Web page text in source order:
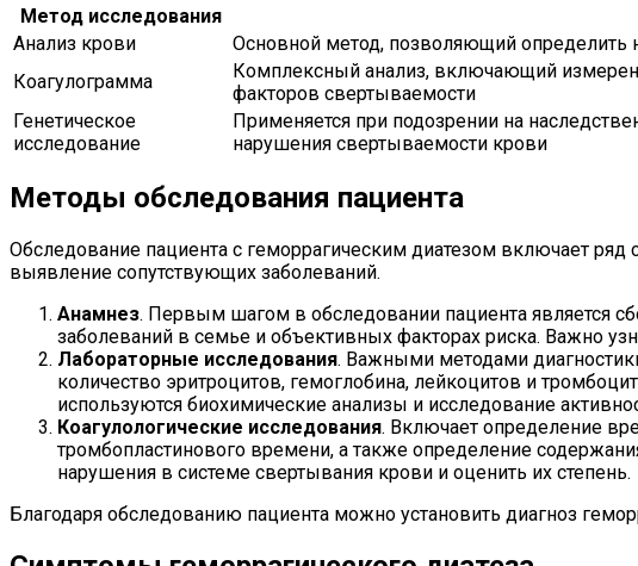
Метод исследования
Анализ крови
Основной метод, позволяющий определить
Коагулограмма
Комплексный анализ, включающий
факторов свертываемости
Генетическое
исследование
Применяется при подозрении на
нарушения свертываемости крови
Методы обследования пациента
Обследование пациента с геморрагическим диатезом включает
выявление сопутствующих заболеваний.
Анамнез. Первым шагом в обследовании пациента является
заболеваний в семье и объективных факторах риска. Важно
Лабораторные исследования. Важными методами
количество эритроцитов, гемоглобина, лейкоцитов и
используются биохимические анализы и исследование
Коагулологические исследования. Включает определение
тромбопластинового времени, а также определение
нарушения в системе свертывания крови и оценить их степень.
Благодаря обследованию пациента можно установить диагноз